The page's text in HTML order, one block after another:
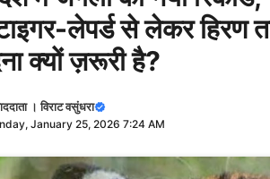
लेपर्ड से लेकर हिरण
क्यों ज़रूरी है?
। विराट वसुंधरा
January 25, 2026 7:24 AM